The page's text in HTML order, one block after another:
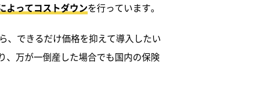
よってコストダウンを行っています。
、できるだけ価格を抑えて導入したい
、万が一倒産した場合でも国内の保険